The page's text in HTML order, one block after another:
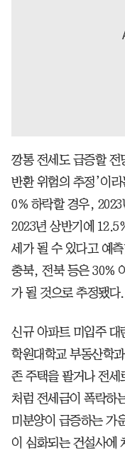
깡통 전세도 급증할 전
반환 위험의 추정’이
0% 하락할 경우, 2023
2023년 상반기에
세가 될 수 있다고 예
충북, 전북 등은 30%
가 될 것으로 추정됐다.
신규 아파트 미입주 대
학원대학교 부동산학
존 주택을 팔거나 전
처럼 전세금이 폭락하
미분양이 급증하는 가
이 심화되는 건설사에